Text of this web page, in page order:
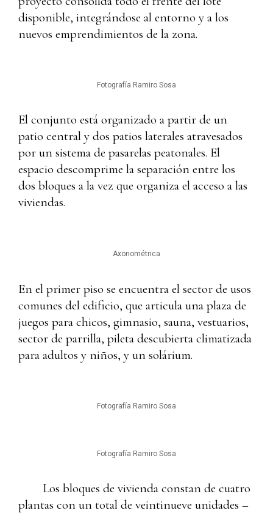
disponible, integrándose al entorno y a los
nuevos emprendimientos de la zona.
Fotografía Ramiro Sosa
El conjunto está organizado a partir de un
patio central y dos patios laterales atravesados
por un sistema de pasarelas peatonales. El
espacio descomprime la separación entre los
dos bloques a la vez que organiza el acceso a las
viviendas.
Axonométrica
En el primer piso se encuentra el sector de usos
comunes del edificio, que articula una plaza de
juegos para chicos, gimnasio, sauna, vestuarios,
sector de parrilla, pileta descubierta climatizada
para adultos y niños, y un solárium.
Fotografía Ramiro Sosa
Fotografía Ramiro Sosa
Los bloques de vivienda constan de cuatro
plantas con un total de veintinueve unidades –